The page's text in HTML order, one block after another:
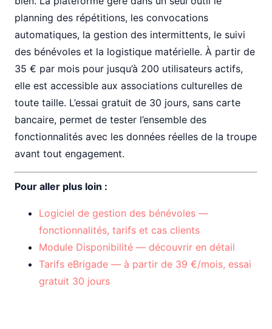
planning des répétitions, les convocations
automatiques, la gestion des intermittents, le suivi
des bénévoles et la logistique matérielle. À partir de
35 € par mois pour jusqu’à 200 utilisateurs actifs,
elle est accessible aux associations culturelles de
toute taille. L’essai gratuit de 30 jours, sans carte
bancaire, permet de tester l’ensemble des
fonctionnalités avec les données réelles de la troupe
avant tout engagement.
Pour aller plus loin :
Logiciel de gestion des bénévoles —
fonctionnalités, tarifs et cas clients
Module Disponibilité — découvrir en détail
Tarifs eBrigade — à partir de 39 €/mois, essai
gratuit 30 jours